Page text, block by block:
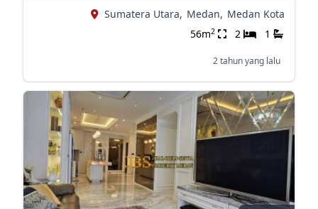
Sumatera Utara, Medan, Medan Kota
56m2 2 1
2 tahun yang lalu